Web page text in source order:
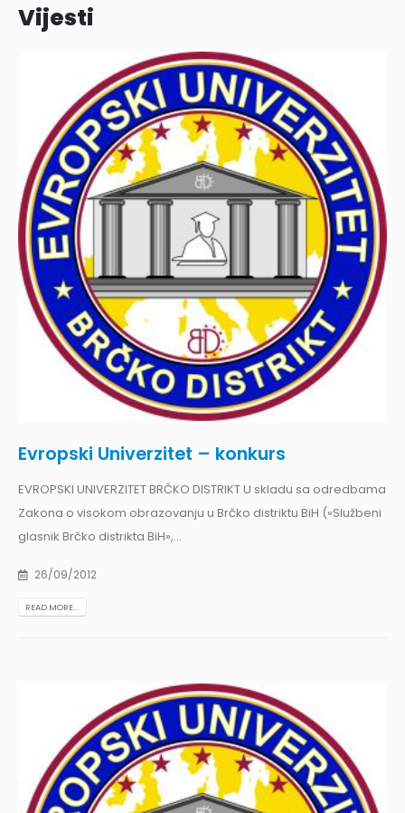
Vijesti
Evropski Univerzitet – konkurs
EVROPSKI UNIVERZITET BRČKO DISTRIKT U skladu sa odredbama
Zakona o visokom obrazovanju u Brčko distriktu BiH («Službeni
glasnik Brčko distrikta BiH»,...
26/09/2012
READ MORE...